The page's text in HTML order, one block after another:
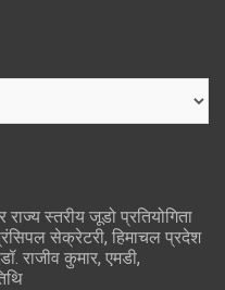
स्तरीय जूडो प्रतियोगिता
सेक्रेटरी, हिमाचल प्रदेश
राजीव कुमार, एमडी,